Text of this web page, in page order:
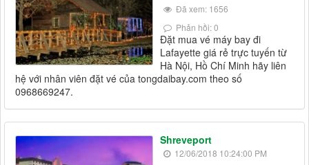
Đã xem: 1656
Phản hồi: 0
Đặt mua vé máy bay đi
Lafayette giá rẻ trực tuyến từ
Hà Nội, Hồ Chí Minh hãy liên
hệ với nhân viên đặt vé của tongdaibay.com theo số
0968669247.
Shreveport
12/06/2018 10:24:00 PM